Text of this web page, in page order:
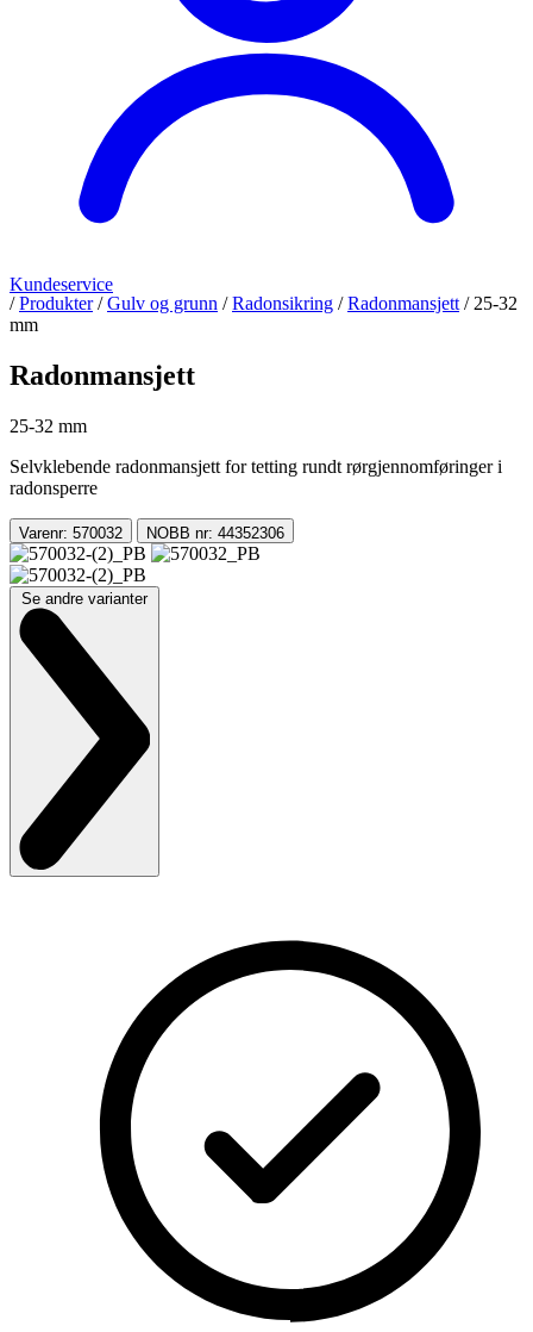
Kundeservice
/ Produkter / Gulv og grunn / Radonsikring / Radonmansjett / 25-32
mm
Radonmansjett
25-32 mm
Selvklebende radonmansjett for tetting rundt rørgjennomføringer i
radonsperre
Varenr: 570032 NOBB nr: 44352306
Se andre varianter